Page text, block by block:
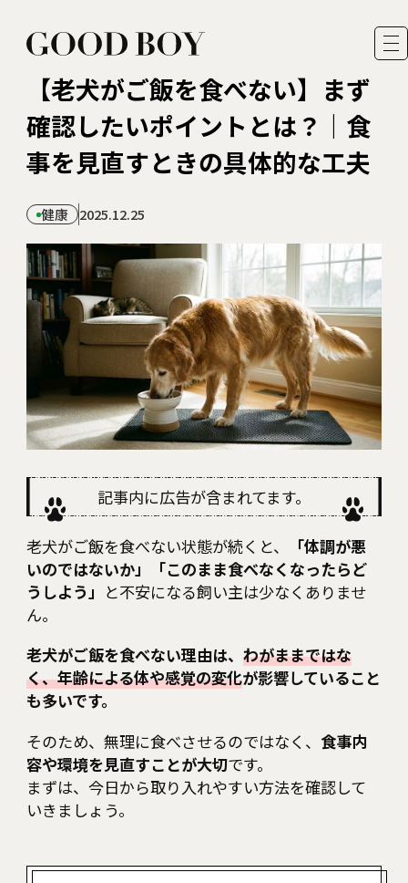
お問い合わせ
プライバシーポリシー・ 免責事項
FEATURES
READER MODEL
RECOMMEND
Category
Interview
Culture
Health
Fashion
【老犬がご飯を食べない】まず
確認したいポイントとは？｜食
事を見直すときの具体的な工夫
健康 2025.12.25
記事内に広告が含まれてます。
老犬がご飯を食べない状態が続くと、
「体調が悪
いのではないか」「このまま食べなくなったらど
うしよう」 と不安になる飼い主は少なくありませ
ん。
老犬がご飯を食べない理由は、わがままではな
く、年齢による体や感覚の変化が影響していること
も多いです。
そのため、無理に食べさせるのではなく、 食事内
容や環境を見直すことが大切です。
まずは、今日から取り入れやすい方法を確認して
いきましょう。